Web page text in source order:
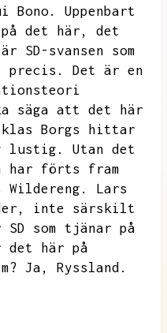
Bono.
Uppenbart
det här,
det
SD-svansen som
precis.
Det är en
säga att det här
Borgs hittar
lustig.
Utan det
har förts fram
Lars
inte särskilt
som tjänar på
det här på
Ja,
Ryssland.